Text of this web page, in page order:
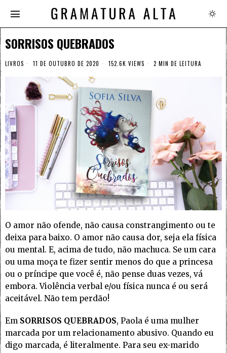
SORRISOS QUEBRADOS
LIVROS 11 DE OUTUBRO DE 2020 152.6K VIEWS 2 MIN DE LEITURA
O amor não ofende, não causa constrangimento ou te
deixa para baixo. O amor não causa dor, seja ela física
ou mental. E, acima de tudo, não machuca. Se um cara
ou uma moça te fizer sentir menos do que a princesa
ou o príncipe que você é, não pense duas vezes, vá
embora. Violência verbal e/ou física nunca é ou será
aceitável. Não tem perdão!
Em SORRISOS QUEBRADOS, Paola é uma mulher
marcada por um relacionamento abusivo. Quando eu
digo marcada, é literalmente. Para seu ex-marido